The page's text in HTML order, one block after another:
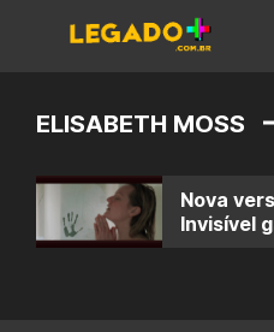
ELISABETH MOSS
Nova
Invisível